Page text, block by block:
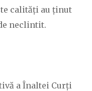
calități au ținut
neclintit.
a Înaltei Curți